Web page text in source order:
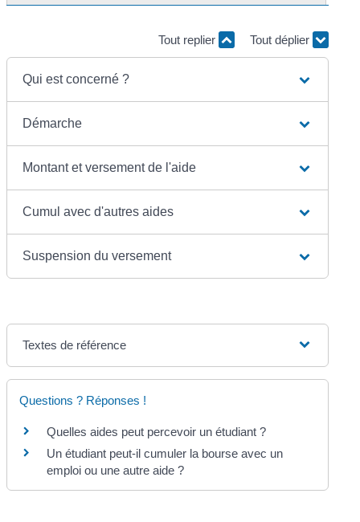
Tout replier Tout déplier
Qui est concerné ?
Démarche
Montant et versement de l'aide
Cumul avec d'autres aides
Suspension du versement
Textes de référence
Questions ? Réponses !
Quelles aides peut percevoir un étudiant ?
Un étudiant peut-il cumuler la bourse avec un
emploi ou une autre aide ?